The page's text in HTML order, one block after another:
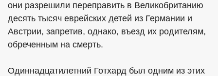
они разрешили переправить в Великобританию
десять тысяч еврейских детей из Германии и
Австрии, запретив, однако, въезд их родителям,
обреченным на смерть.
Одиннадцатилетний Готхард был одним из этих